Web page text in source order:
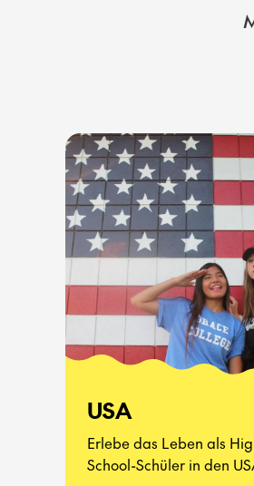
USA
Erlebe das Leben als
School-Schüler in den